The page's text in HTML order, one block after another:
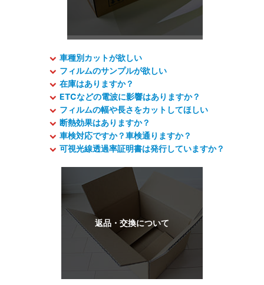
車種別カットが欲しい
フィルムのサンプルが欲しい
在庫はありますか？
ETCなどの電波に影響はありますか？
フィルムの幅や長さをカットしてほしい
断熱効果はありますか？
車検対応ですか？車検通りますか？
可視光線透過率証明書は発行していますか？